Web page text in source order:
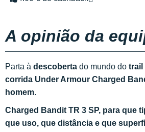
A opinião da
Parta à descoberta do mundo do trail
corrida Under Armour Charged
homem.
Charged Bandit TR 3 SP, para que
que uso, que distância e que